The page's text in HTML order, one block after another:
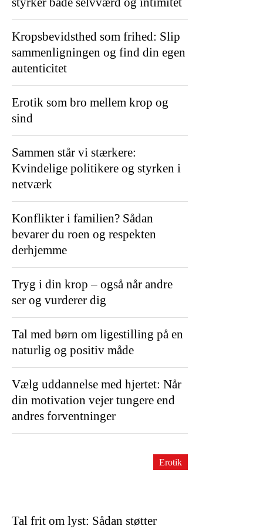
Kropsbevidsthed som frihed: Slip
sammenligningen og find din egen
autenticitet
Erotik som bro mellem krop og
sind
Sammen står vi stærkere:
Kvindelige politikere og styrken i
netværk
Konflikter i familien? Sådan
bevarer du roen og respekten
derhjemme
Tryg i din krop – også når andre
ser og vurderer dig
Tal med børn om ligestilling på en
naturlig og positiv måde
Vælg uddannelse med hjertet: Når
din motivation vejer tungere end
andres forventninger
Tal frit om lyst: Sådan støtter
Erotik